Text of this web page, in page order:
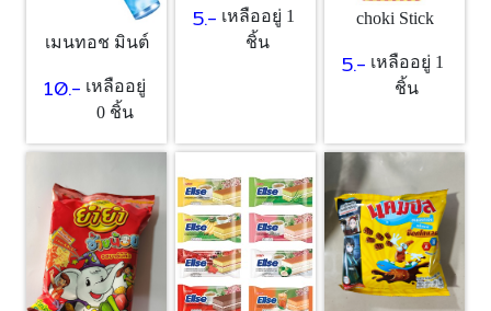
เมนทอช มินต์
10.- เหลืออยู่
0 ชิ้น
5.- เหลืออยู่ 1
ชิ้น
choki Stick
5.- เหลืออยู่ 1
ชิ้น